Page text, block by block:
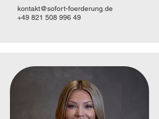
kontakt@sofort-foerderung.de
+49 821 508 996 49